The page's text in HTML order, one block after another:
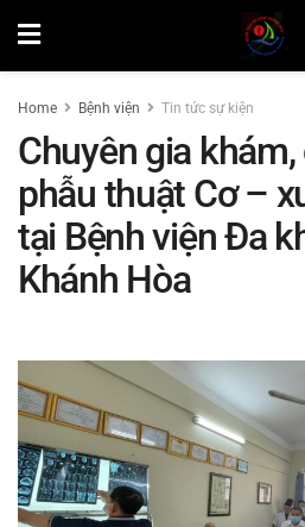
Home Bệnh viện Tin tức sự kiện
Chuyên gia
phẫu thuật Cơ –
tại Bệnh viện Đa
Khánh Hòa